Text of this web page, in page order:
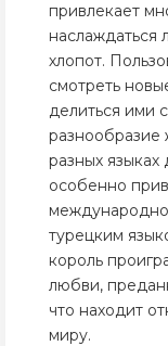
привлекает
хлопот.
смотреть
делиться ими
разнообразие
разных
особенно
турецким
король
любви,
что находит
миру.